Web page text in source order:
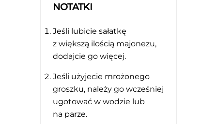
NOTATKI
Jeśli lubicie sałatkę
z większą ilością majonezu,
dodajcie go więcej.
Jeśli użyjecie mrożonego
groszku, należy go wcześniej
ugotować w wodzie lub
na parze.